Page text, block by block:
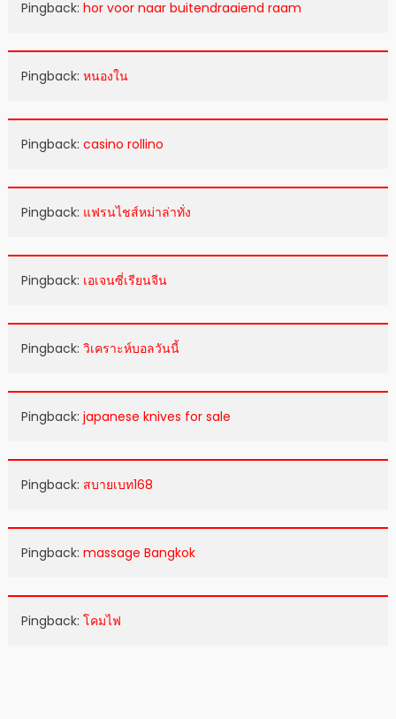
Pingback: hor voor naar buitendraaiend raam
Pingback: หนองใน
Pingback: casino rollino
Pingback: แฟรนไชส์หม่าล่าทั่ง
Pingback: เอเจนซี่เรียนจีน
Pingback: วิเคราะห์บอลวันนี้
Pingback: japanese knives for sale
Pingback: สบายเบท168
Pingback: massage Bangkok
Pingback: โคมไฟ